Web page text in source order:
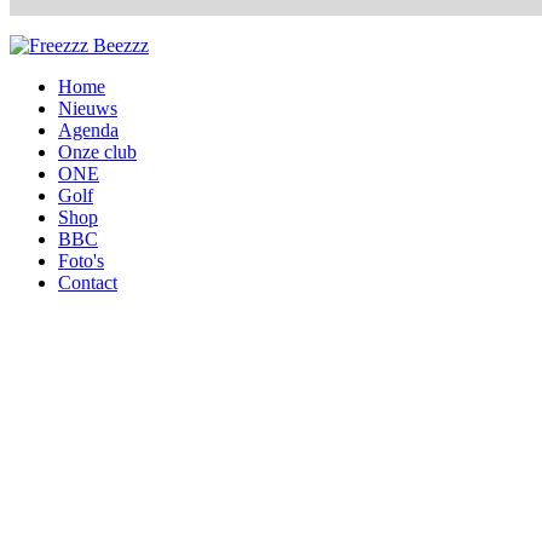
Home
Nieuws
Agenda
Onze club
ONE
Golf
Shop
BBC
Foto's
Contact